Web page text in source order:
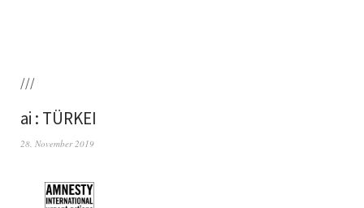
///
ai : TÜRKEI
28. November 2019